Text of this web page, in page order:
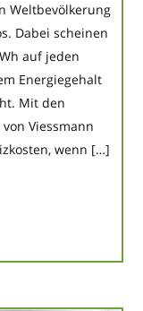
Weltbevölkerung
Dabei scheinen
auf jeden
Energiegehalt
Mit den
Viessmann
wenn […]